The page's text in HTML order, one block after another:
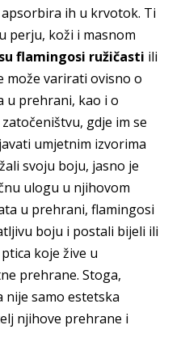
ih u krvotok. Ti
perju, koži i masnom
flamingosi ružičasti ili
može varirati ovisno o
u prehrani, kao i o
gdje im se
umjetnim izvorima
svoju boju, jasno je
ulogu u njihovom
u prehrani, flamingosi
boju i postali bijeli ili
koje žive u
prehrane. Stoga,
nije samo estetska
njihove prehrane i